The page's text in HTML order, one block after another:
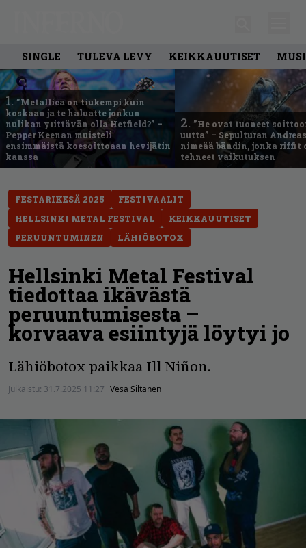
SINGLE TULEVA LEVY KEIKKAUUTISET
1. ”Metallica on tiukempi kuin
koskaan ja te haluatte jonkun
nulikan yrittävän olla Hetfield?” –
Pepper Keenan muisteli
ensimmäistä koesoittoaan hevijätin
kanssa
2. ”He ovat tuoneet
uutta” – Sepulturan
nimeää bändin, jonka riffit
tehneet vaikutuksen
FESTARIKESÄ 2025
FESTIVAALIT
HELLSINKI METAL FESTIVAL
KEIKKAUUTISET
PERUUNTUMINEN
LÄHIÖBOTOX
Hellsinki Metal Festival
tiedottaa ikävästä
peruuntumisesta –
korvaava esiintyjä löytyi jo
Lähiöbotox paikkaa Ill Niñon.
Julkaistu: 31.7.2025 11:27 Vesa Siltanen